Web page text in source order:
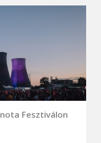
Fesztiválon